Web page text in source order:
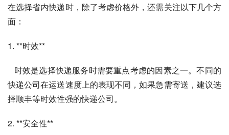
在选择省内快递时，除了考虑价格外，还需关注以下几个方
面：
1. **时效**
快递公司在运送速度上的表现不同，如果急需寄送，建议选
择顺丰等时效性强的快递公司。
2. **安全性**